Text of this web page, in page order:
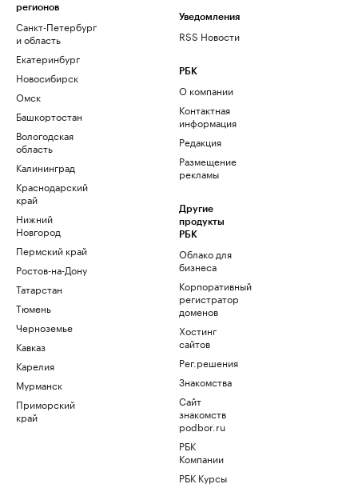
регионов
Санкт-Петербург
и область
Екатеринбург
Новосибирск
Омск
Башкортостан
Вологодская
область
Калининград
Краснодарский
край
Нижний
Новгород
Пермский край
Ростов-на-Дону
Татарстан
Тюмень
Черноземье
Кавказ
Карелия
Мурманск
Приморский
край
Уведомления
RSS Новости
РБК
О компании
Контактная
информация
Редакция
Размещение
рекламы
Другие
продукты
РБК
Облако для
бизнеса
Корпоративный
регистратор
доменов
Хостинг
сайтов
Рег.решения
Знакомства
Сайт
знакомств
podbor.ru
РБК
Компании
РБК Курсы